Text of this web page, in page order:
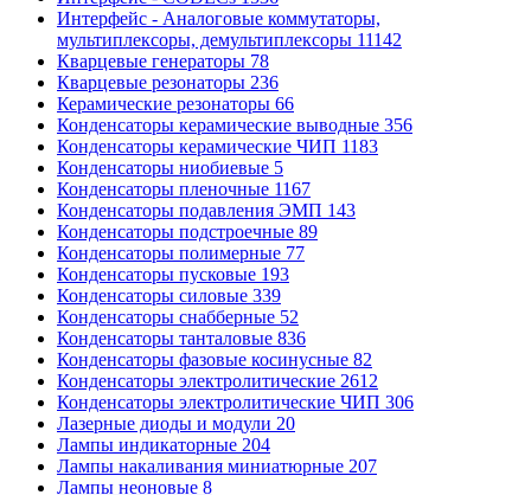
Интерфейс - Аналоговые коммутаторы,
мультиплексоры, демультиплексоры 11142
Кварцевые генераторы 78
Кварцевые резонаторы 236
Керамические резонаторы 66
Конденсаторы керамические выводные 356
Конденсаторы керамические ЧИП 1183
Конденсаторы ниобиевые 5
Конденсаторы пленочные 1167
Конденсаторы подавления ЭМП 143
Конденсаторы подстроечные 89
Конденсаторы полимерные 77
Конденсаторы пусковые 193
Конденсаторы силовые 339
Конденсаторы снабберные 52
Конденсаторы танталовые 836
Конденсаторы фазовые косинусные 82
Конденсаторы электролитические 2612
Конденсаторы электролитические ЧИП 306
Лазерные диоды и модули 20
Лампы индикаторные 204
Лампы накаливания миниатюрные 207
Лампы неоновые 8